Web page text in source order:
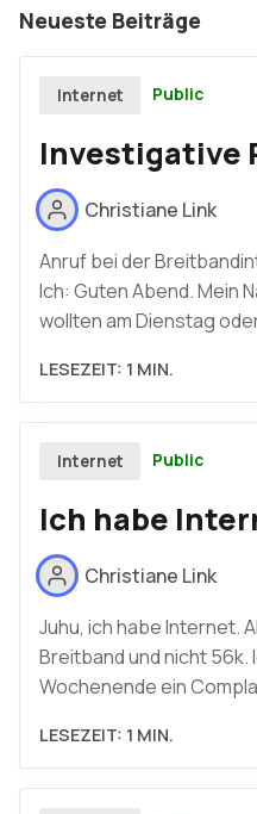
Neueste Beiträge
Internet Public
Investigative
Christiane Link
Anruf bei der
Ich: Guten Abend. Mein
wollten am Dienstag
LESEZEIT: 1 MIN.
Internet Public
Ich habe
Christiane Link
Juhu, ich habe Internet.
Breitband und nicht 56k.
Wochenende ein
LESEZEIT: 1 MIN.